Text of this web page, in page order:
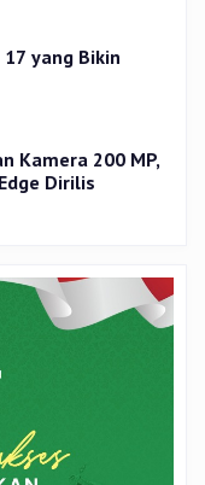
yang Bikin
Kamera 200 MP,
Dirilis